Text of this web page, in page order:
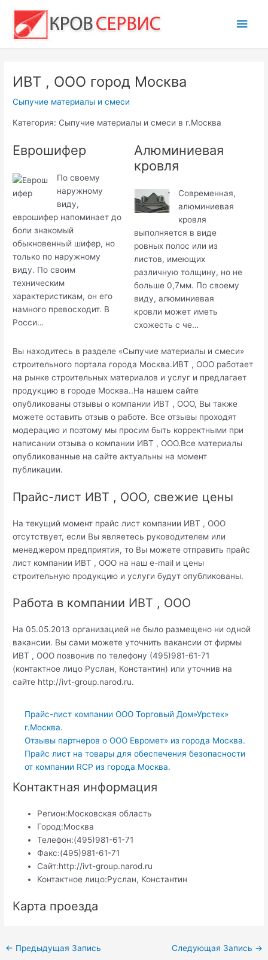
содержимому
ИВТ , ООО город Москва
Сыпучие материалы и смеси
Категория: Сыпучие материалы и смеси в г.Москва
Еврошифер
По своему
наружному
виду,
еврошифер напоминает до
боли знакомый
обыкновенный шифер, но
только по наружному
виду. По своим
техническим
характеристикам, он его
намного превосходит. В
Росси…
Алюминиевая
кровля
Современная,
алюминиевая
кровля
выполняется в виде
ровных полос или из
листов, имеющих
различную толщину, но не
больше 0,7мм. По своему
виду, алюминиевая
кровли может иметь
схожесть с че…
Вы находитесь в разделе «Сыпучие материалы и смеси»
строительного портала города Москва.ИВТ , ООО работает
на рынке строительных материалов и услуг и предлагает
продукцию в городе Москва..На нашем сайте
опубликованы отзывы о компании ИВТ , ООО, Вы также
можете оставить отзыв о работе. Все отзывы проходят
модерацию и поэтому мы просим быть корректными при
написании отзыва о компании ИВТ , ООО.Все материалы
опубликованные на сайте актуальны на момент
публикации.
Прайс-лист ИВТ , ООО, свежие цены
На текущий момент прайс лист компании ИВТ , ООО
отсутствует, если Вы являетесь руководителем или
менеджером предприятия, то Вы можете отправить прайс
лист компании ИВТ , ООО на наш e-mail и цены
строительную продукцию и услуги будут опубликованы.
Работа в компании ИВТ , ООО
На 05.05.2013 организацией не было размещено ни одной
вакансии. Вы сами можете уточнить вакансии от фирмы
ИВТ , ООО позвонив по телефону (495)981-61-71
(контактное лицо Руслан, Константин) или уточнив на
сайте http://ivt-group.narod.ru.
Прайс-лист компании ООО Торговый Дом»Урстек»
г.Москва.
Отзывы партнеров о ООО Евромет» из города Москва.
Прайс лист на товары для обеспечения безопасности
от компании RCP из города Москва.
Контактная информация
Регион:Московская область
Город:Москва
Телефон:(495)981-61-71
Факс:(495)981-61-71
Сайт:http://ivt-group.narod.ru
Контактное лицо:Руслан, Константин
Карта проезда
Навигация
← Предыдущая Запись Следующая Запись →